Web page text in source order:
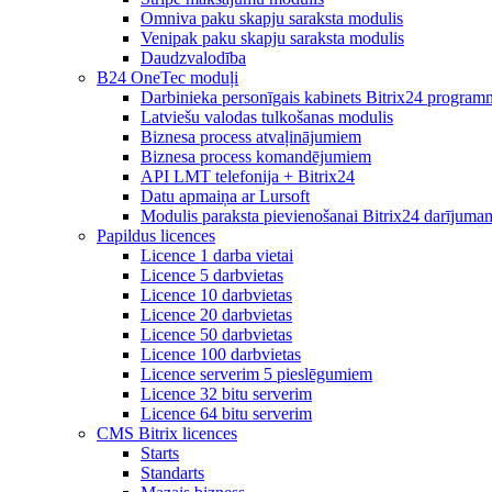
Omniva paku skapju saraksta modulis
Venipak paku skapju saraksta modulis
Daudzvalodība
B24 OneTec moduļi
Darbinieka personīgais kabinets Bitrix24
Latviešu valodas tulkošanas modulis
Biznesa process atvaļinājumiem
Biznesa process komandējumiem
API LMT telefonija + Bitrix24
Datu apmaiņa ar Lursoft
Modulis paraksta pievienošanai Bitrix24
Papildus licences
Licence 1 darba vietai
Licence 5 darbvietas
Licence 10 darbvietas
Licence 20 darbvietas
Licence 50 darbvietas
Licence 100 darbvietas
Licence serverim 5 pieslēgumiem
Licence 32 bitu serverim
Licence 64 bitu serverim
CMS Bitrix licences
Starts
Standarts